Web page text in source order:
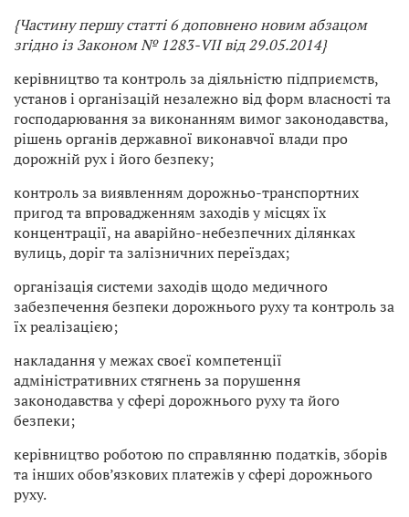
{Частину першу статті 6 доповнено новим абзацом
згідно із Законом № 1283-VII від 29.05.2014}
керівництво та контроль за діяльністю підприємств,
установ і організацій незалежно від форм власності та
господарювання за виконанням вимог законодавства,
рішень органів державної виконавчої влади про
дорожній рух і його безпеку;
контроль за виявленням дорожньо-транспортних
пригод та впровадженням заходів у місцях їх
концентрації, на аварійно-небезпечних ділянках
вулиць, доріг та залізничних переїздах;
організація системи заходів щодо медичного
забезпечення безпеки дорожнього руху та контроль за
їх реалізацією;
накладання у межах своєї компетенції
адміністративних стягнень за порушення
законодавства у сфері дорожнього руху та його
безпеки;
керівництво роботою по справлянню податків, зборів
та інших обов’язкових платежів у сфері дорожнього
руху.